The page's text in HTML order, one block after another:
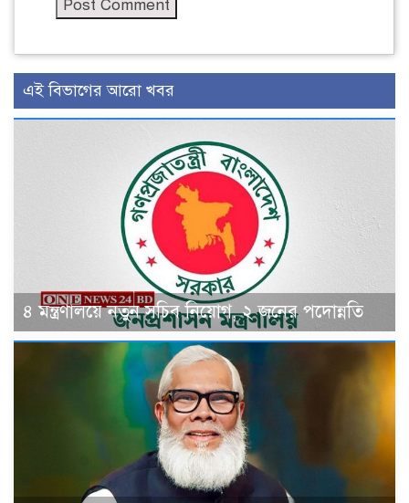
এই বিভাগের আরো খবর
৪ মন্ত্রণালয়ে নতুন সচিব নিয়োগ, ২ জনের পদোন্নতি